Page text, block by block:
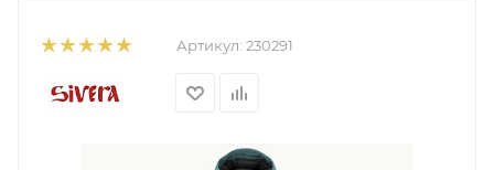
Артикул: 230291